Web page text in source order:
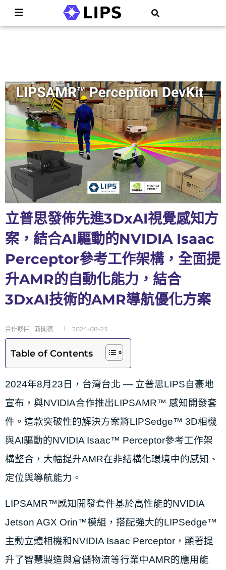
立普思發佈先進3DxAI視覺感知方
案，結合AI驅動的NVIDIA Isaac
Perceptor參考工作架構，全面提
升AMR的自動化能力，結合
3DxAI技術的AMR導航優化方案
合作夥伴 新聞稿 2024-08-23
Table of Contents
2024年8月23日，台灣台北 — 立普思LIPS自豪地
宣布，與NVIDIA合作推出LIPSAMR™ 感知開發套
件。這款突破性的解決方案將LIPSedge™ 3D相機
與AI驅動的NVIDIA Isaac™ Perceptor參考工作架
構整合，大幅提升AMR在非結構化環境中的感知、
定位與導航能力。
LIPSAMR™感知開發套件基於高性能的NVIDIA
Jetson AGX Orin™模組，搭配強大的LIPSedge™
主動立體相機和NVIDIA Isaac Perceptor，顯著提
升了智慧製造與倉儲物流等行業中AMR的應用能